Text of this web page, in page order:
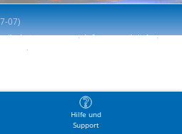
Hilfe und
Support
07)
l'administrateur
Info accessibilité